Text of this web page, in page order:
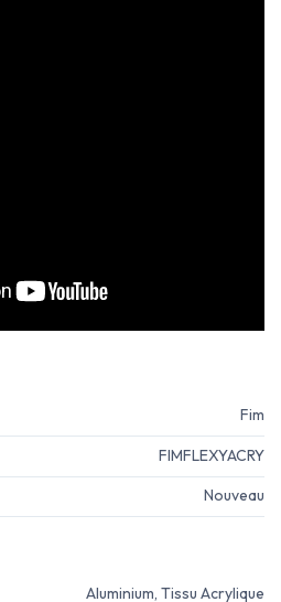
Fim
FIMFLEXYACRY
Nouveau
Aluminium, Tissu Acrylique